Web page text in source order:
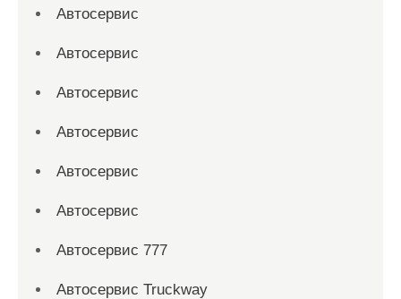
Автосервис
Автосервис
Автосервис
Автосервис
Автосервис
Автосервис
Автосервис 777
Автосервис Truckway